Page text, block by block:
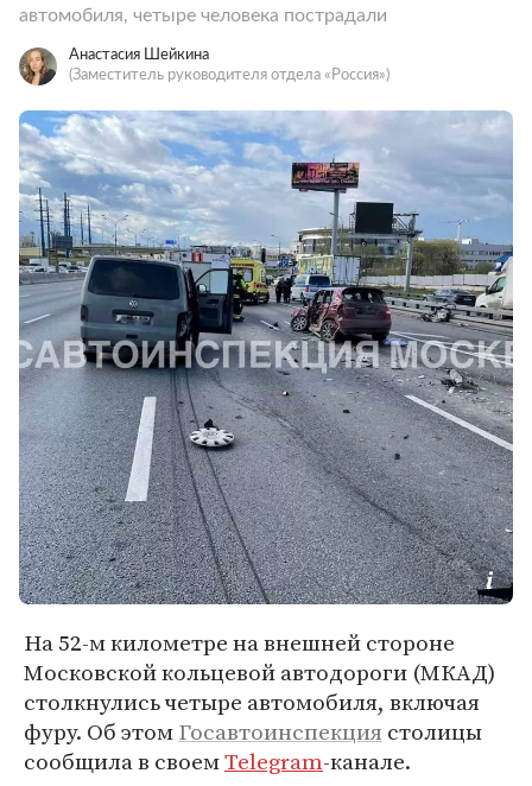
автомобиля, четыре человека пострадали
Анастасия Шейкина
(Заместитель руководителя отдела «Россия»)
На 52-м километре на внешней стороне
Московской кольцевой автодороги (МКАД)
столкнулись четыре автомобиля, включая
фуру. Об этомГосавтоинспекция столицы
сообщила в своемTelegram-канале.